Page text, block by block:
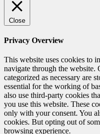
Close
Privacy Overview
This website uses cookies to
navigate through the website.
categorized as necessary are
essential for the working of
also use third-party cookies
you use this website. These
only with your consent. You
cookies. But opting out of
browsing experience.